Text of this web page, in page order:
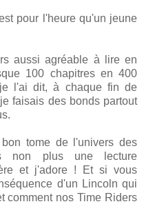
pour l'heure qu'un jeune
aussi agréable à lire en
100 chapitres en 400
l'ai dit, à chaque fin de
faisais des bonds partout
tome de l'univers des
non plus une lecture
et j'adore ! Et si vous
d'un Lincoln qui
comment nos Time Riders